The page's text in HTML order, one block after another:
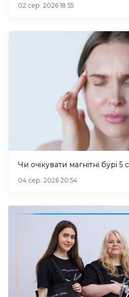
02 сер. 2026 18:55
Чи очікувати магнітні бурі
04 сер. 2026 20:54